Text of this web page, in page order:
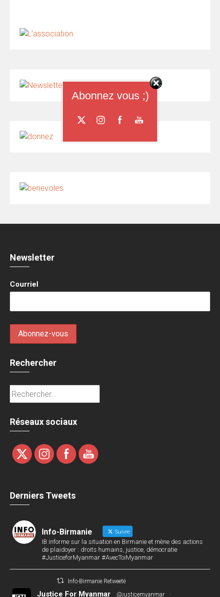
Newsletter
Courriel
Rechercher
Rechercher :
Réseaux sociaux
Derniers Tweets
Info-Birmanie Suivre
IB informe sur la situation en Birmanie et mène des actions
de plaidoyer : droits humains, justice, démocratie
#JusticeforMyanmar #AvecToiMyanmar
Info-Birmanie Retweeté
Justice For Myanmar @justicemyanmar ·
Abonnez vous ;)